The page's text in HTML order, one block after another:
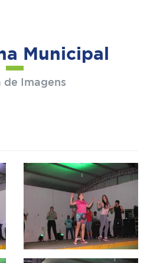
Municipal
de Imagens